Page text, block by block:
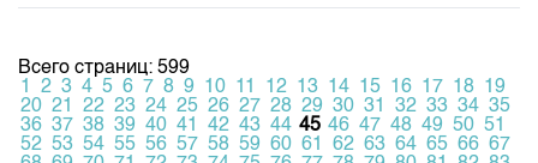
Всего страниц: 599
1
2 3 4 5 6 7 8 9 10 11 12 13 14 15 16 17 18 19
20 21 22 23 24 25 26 27 28 29 30 31 32 33 34 35
36 37 38 39 40 41 42 43 44 45 46 47 48 49 50 51
52 53 54 55 56 57 58 59 60 61 62 63 64 65 66 67